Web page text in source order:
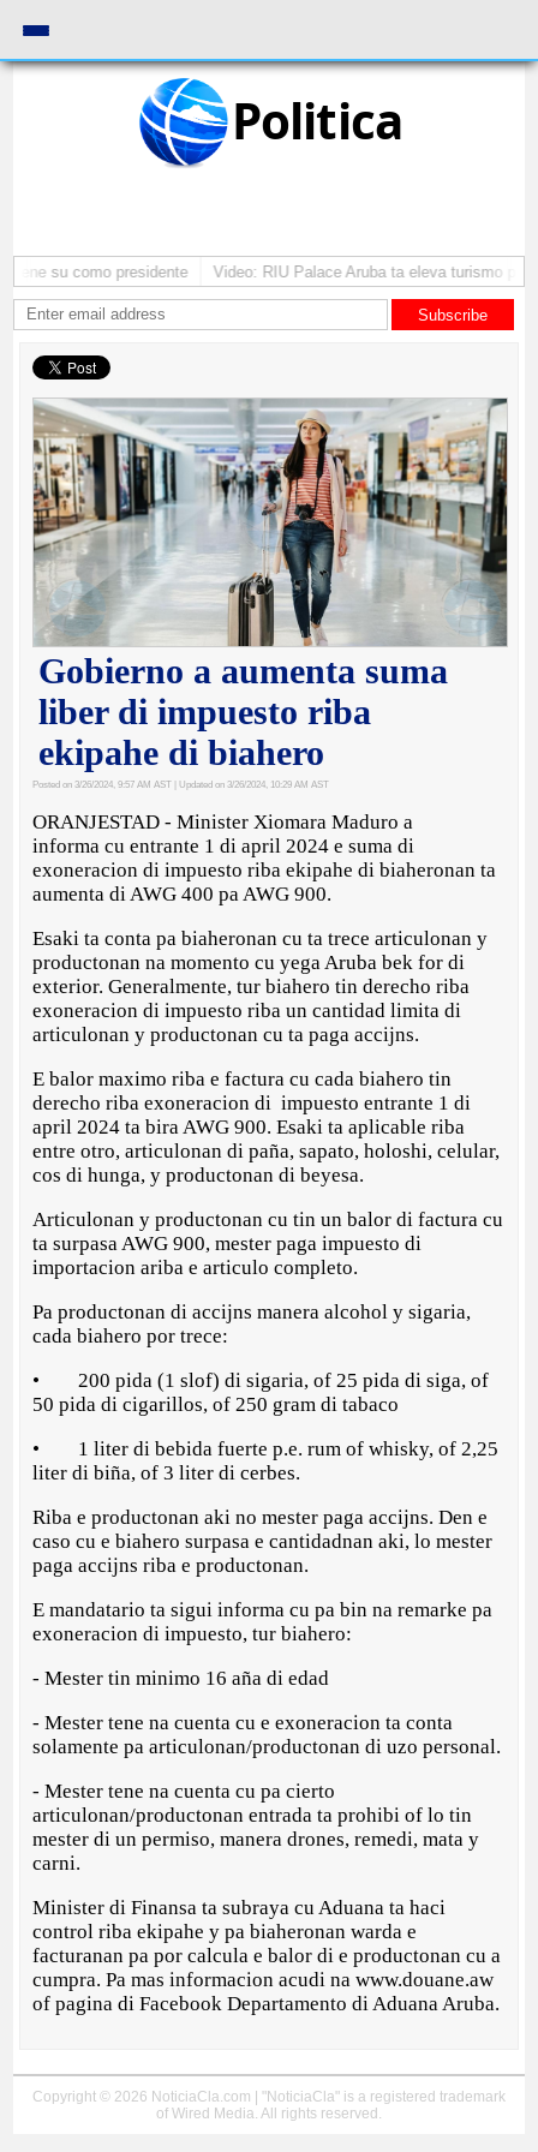
Politica
su como presidente Video: RIU Palace Aruba ta eleva turismo
Subscribe
Gobierno a aumenta suma
liber di impuesto riba
ekipahe di biahero
Posted on 3/26/2024, 9:57 AM AST | Updated on 3/26/2024, 10:29 AM AST
ORANJESTAD - Minister Xiomara Maduro a
informa cu entrante 1 di april 2024 e suma di
exoneracion di impuesto riba ekipahe di biaheronan ta
aumenta di AWG 400 pa AWG 900.
Esaki ta conta pa biaheronan cu ta trece articulonan y
productonan na momento cu yega Aruba bek for di
exterior. Generalmente, tur biahero tin derecho riba
exoneracion di impuesto riba un cantidad limita di
articulonan y productonan cu ta paga accijns.
E balor maximo riba e factura cu cada biahero tin
derecho riba exoneracion di impuesto entrante 1 di
april 2024 ta bira AWG 900. Esaki ta aplicable riba
entre otro, articulonan di paña, sapato, holoshi, celular,
cos di hunga, y productonan di beyesa.
Articulonan y productonan cu tin un balor di factura cu
ta surpasa AWG 900, mester paga impuesto di
importacion ariba e articulo completo.
Pa productonan di accijns manera alcohol y sigaria,
cada biahero por trece:
• 200 pida (1 slof) di sigaria, of 25 pida di siga, of
50 pida di cigarillos, of 250 gram di tabaco
• 1 liter di bebida fuerte p.e. rum of whisky, of 2,25
liter di biña, of 3 liter di cerbes.
Riba e productonan aki no mester paga accijns. Den e
caso cu e biahero surpasa e cantidadnan aki, lo mester
paga accijns riba e productonan.
E mandatario ta sigui informa cu pa bin na remarke pa
exoneracion di impuesto, tur biahero:
- Mester tin minimo 16 aña di edad
- Mester tene na cuenta cu e exoneracion ta conta
solamente pa articulonan/productonan di uzo personal.
- Mester tene na cuenta cu pa cierto
articulonan/productonan entrada ta prohibi of lo tin
mester di un permiso, manera drones, remedi, mata y
carni.
Minister di Finansa ta subraya cu Aduana ta haci
control riba ekipahe y pa biaheronan warda e
facturanan pa por calcula e balor di e productonan cu a
cumpra. Pa mas informacion acudi na www.douane.aw
of pagina di Facebook Departamento di Aduana Aruba.
Copyright © 2026 NoticiaCla.com | "NoticiaCla" is a registered trademark
of Wired Media. All rights reserved.